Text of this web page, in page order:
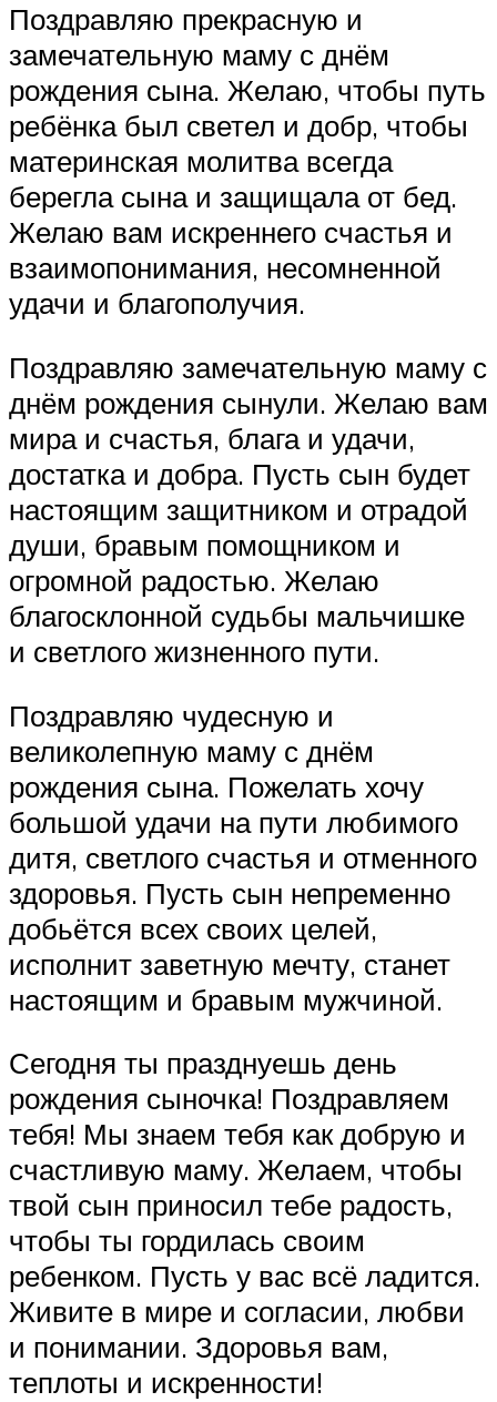
Поздравляю прекрасную и
замечательную маму с днём
рождения сына. Желаю, чтобы путь
ребёнка был светел и добр, чтобы
материнская молитва всегда
берегла сына и защищала от бед.
Желаю вам искреннего счастья и
взаимопонимания, несомненной
удачи и благополучия.
Поздравляю замечательную маму с
днём рождения сынули. Желаю вам
мира и счастья, блага и удачи,
достатка и добра. Пусть сын будет
настоящим защитником и отрадой
души, бравым помощником и
огромной радостью. Желаю
благосклонной судьбы мальчишке
и светлого жизненного пути.
Поздравляю чудесную и
великолепную маму с днём
рождения сына. Пожелать хочу
большой удачи на пути любимого
дитя, светлого счастья и отменного
здоровья. Пусть сын непременно
добьётся всех своих целей,
исполнит заветную мечту, станет
настоящим и бравым мужчиной.
Сегодня ты празднуешь день
рождения сыночка! Поздравляем
тебя! Мы знаем тебя как добрую и
счастливую маму. Желаем, чтобы
твой сын приносил тебе радость,
чтобы ты гордилась своим
ребенком. Пусть у вас всё ладится.
Живите в мире и согласии, любви
и понимании. Здоровья вам,
теплоты и искренности!